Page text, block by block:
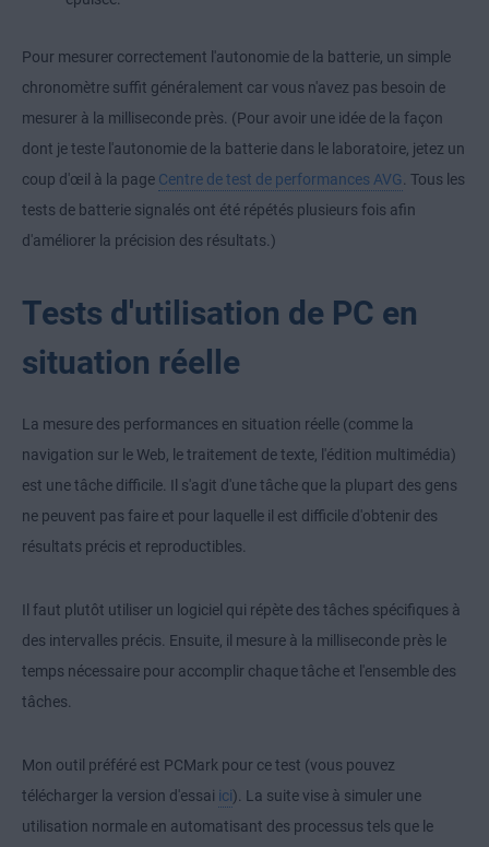
Pour mesurer correctement l'autonomie de la batterie, un simple
chronomètre suffit généralement car vous n'avez pas besoin de
mesurer à la milliseconde près. (Pour avoir une idée de la façon
dont je teste l'autonomie de la batterie dans le laboratoire, jetez un
coup d'œil à la page Centre de test de performances AVG . Tous les
tests de batterie signalés ont été répétés plusieurs fois afin
d'améliorer la précision des résultats.)
Tests d'utilisation de PC en
situation réelle
La mesure des performances en situation réelle (comme la
navigation sur le Web, le traitement de texte, l'édition multimédia)
est une tâche difficile. Il s'agit d'une tâche que la plupart des gens
ne peuvent pas faire et pour laquelle il est difficile d'obtenir des
résultats précis et reproductibles.
Il faut plutôt utiliser un logiciel qui répète des tâches spécifiques à
des intervalles précis. Ensuite, il mesure à la milliseconde près le
temps nécessaire pour accomplir chaque tâche et l'ensemble des
tâches.
Mon outil préféré est PCMark pour ce test (vous pouvez
télécharger la version d'essai ici). La suite vise à simuler une
utilisation normale en automatisant des processus tels que le